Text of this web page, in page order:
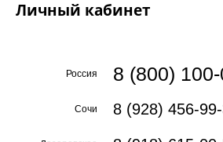
Личный кабинет
Россия 8 (800)
Сочи 8 (928) 456-